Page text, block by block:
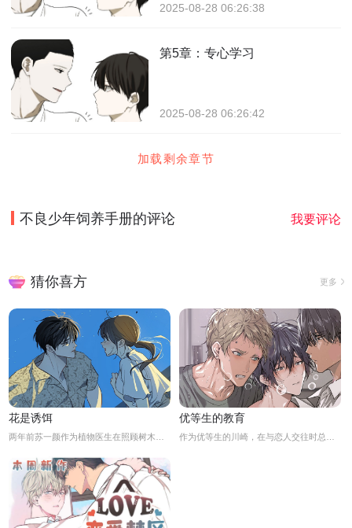
2025-08-28 06:26:38
第5章：专心学习
2025-08-28 06:26:42
加载剩余章节
不良少年饲养手册的评论 我要评论
猜你喜方 更多
花是诱饵 优等生的教育